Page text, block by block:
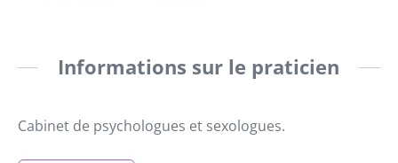
Informations sur le praticien
Cabinet de psychologues et sexologues.